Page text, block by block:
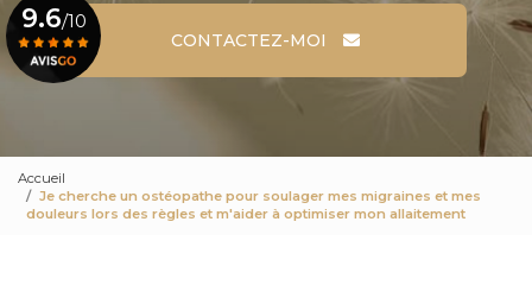
CONTACTEZ-MOI
9.6/10
Accueil
Je cherche un ostéopathe pour soulager mes migraines et mes
douleurs lors des règles et m'aider à optimiser mon allaitement